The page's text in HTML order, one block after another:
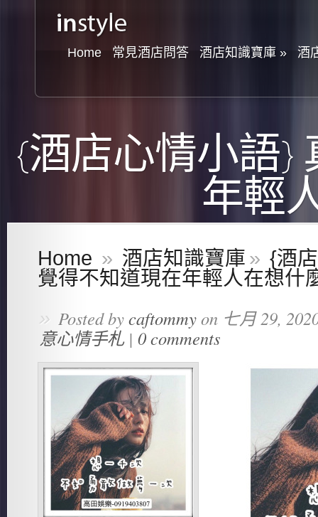
Home 常見酒店問答 酒店知識寶庫 » 酒
{酒店心情小語}
年輕
Home » 酒店知識寶庫 » {酒
覺得不知道現在年輕人在想什
» Posted bycaftommyon 七月 29,
意心情手札| 0 comments